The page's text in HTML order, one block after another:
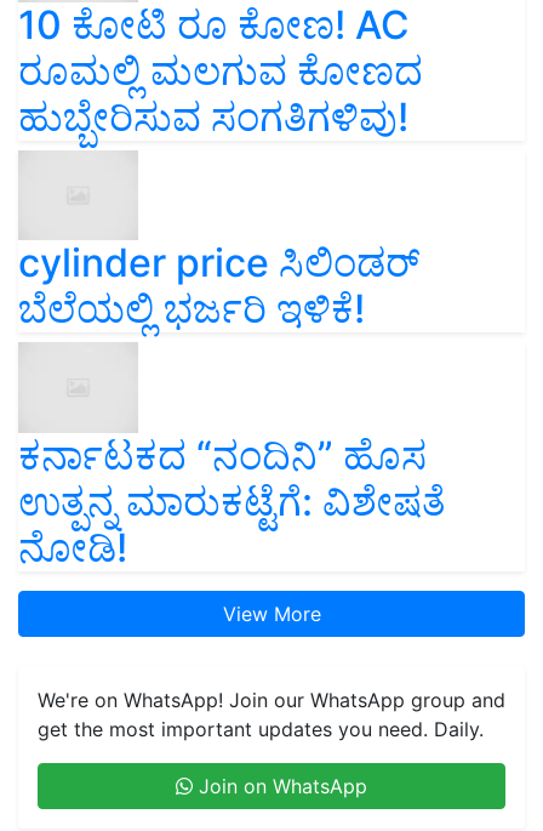
10 ಕೋಟಿ ರೂ ಕೋಣ! AC
ರೂಮಲ್ಲಿ ಮಲಗುವ ಕೋಣದ
ಹುಬ್ಬೇರಿಸುವ ಸಂಗತಿಗಳಿವು!
cylinder price ಸಿಲಿಂಡರ್‌
ಬೆಲೆಯಲ್ಲಿ ಭರ್ಜರಿ ಇಳಿಕೆ!
ಕರ್ನಾಟಕದ “ನಂದಿನಿ” ಹೊಸ
ಉತ್ಪನ್ನ ಮಾರುಕಟ್ಟೆಗೆ: ವಿಶೇಷತೆ
ನೋಡಿ!
View More
We're on WhatsApp! Join our WhatsApp group and
get the most important updates you need. Daily.
Join on WhatsApp